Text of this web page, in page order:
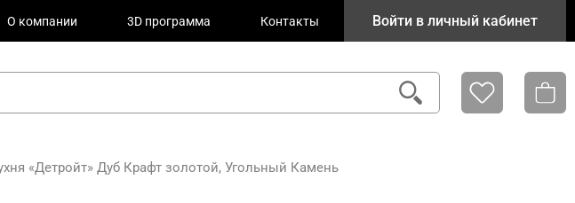
О компании 3D программа Контакты Войти в личный кабинет
«Детройт» Дуб Крафт золотой, Угольный Камень